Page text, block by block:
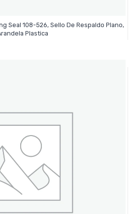
Seal 108-526, Sello De Respaldo Plano,
Plastica
Leer Más